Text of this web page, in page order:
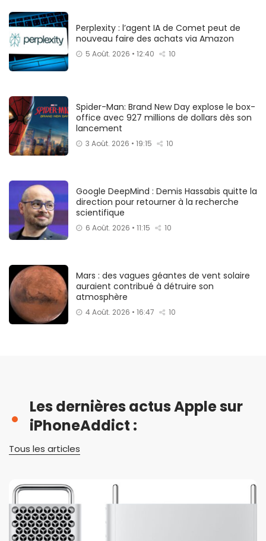
Perplexity : l’agent IA de Comet peut de
nouveau faire des achats via Amazon
5 Août. 2026 • 12:40 10
Spider-Man: Brand New Day explose le box-
office avec 927 millions de dollars dès son
lancement
3 Août. 2026 • 19:15 10
Google DeepMind : Demis Hassabis quitte la
direction pour retourner à la recherche
scientifique
6 Août. 2026 • 11:15 10
Mars : des vagues géantes de vent solaire
auraient contribué à détruire son
atmosphère
4 Août. 2026 • 16:47 10
Les dernières actus Apple sur
iPhoneAddict :
Tous les articles